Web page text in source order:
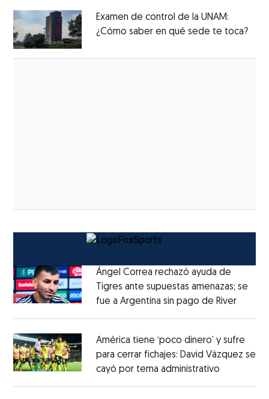
Examen de control de la UNAM:
¿Cómo saber en qué sede te toca?
Ángel Correa rechazó ayuda de
Tigres ante supuestas amenazas; se
fue a Argentina sin pago de RiverOpens
América tiene ‘poco dinero’ y sufre
para cerrar fichajes: David Vázquez se
cayó por tema administrativo